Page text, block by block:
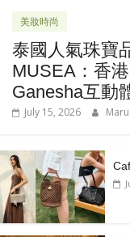
美妝時尚
泰國人氣珠寶
MUSEA：香
Ganesha互動
July 15, 2026 Maru